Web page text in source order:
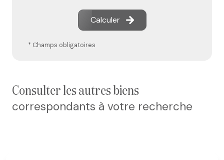
Calculer
* Champs obligatoires
consulter les autres biens
correspondants à votre recherche